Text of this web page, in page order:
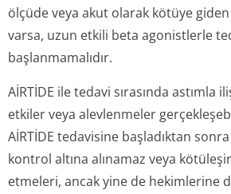
ölçüde veya akut olarak kötüye
varsa, uzun etkili beta agonistlerle
başlanmamalıdır.
AİRTİDE ile tedavi sırasında astımla
etkiler veya alevlenmeler
AİRTİDE tedavisine başladıktan
kontrol altına alınamaz veya
etmeleri, ancak yine de hekimlerine